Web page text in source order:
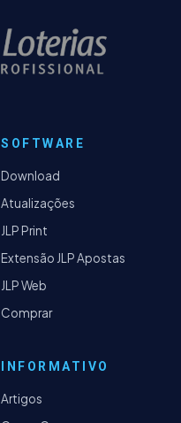
SOFTWARE
Download
Atualizações
JLP Print
Extensão JLP Apostas
JLP Web
Comprar
INFORMATIVO
Artigos